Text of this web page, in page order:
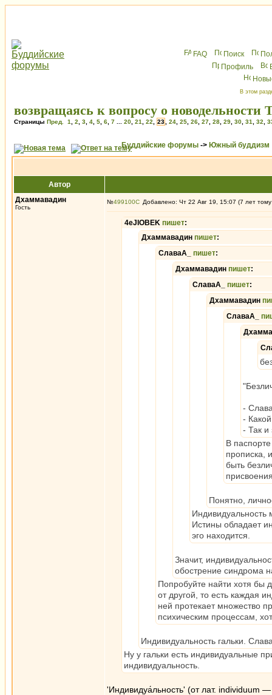
FAQ Поиск
Профиль
В этом
возвращаясь к вопросу о новодельности
Страницы Пред. 1 2 3 4 5 6 7 20 21 22 23 24 25 26 27 28 29 30 31 32
Буддийские форумы -> Южный буддизм
Автор
Дхаммавадин
Гость
№499100 Добавлено: Чт 22 Авг 19, 15:07 (7 лет
4eJIOBEK пишет:
Дхаммавадин пишет:
СлаваА_ пишет:
Дхаммавадин пишет:
СлаваА_ пишет:
Дхаммавадин
СлаваА_
-
-
- Так и
В
прописка,
быть
Понятно,
Индивидуальность
Истины обладает
эго находится.
Значит,
обострение синдрома
Попробуйте найти хотя бы
от другой, то есть каждая
ней протекает множество
психическим процессам,
Индивидуальность гальки.
Ну у гальки есть индивидуальные
индивидуальность.
'Индивидуа́льность' (от лат. individuum